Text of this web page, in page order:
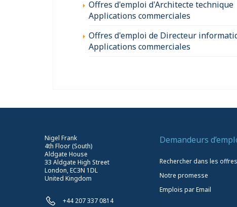
Offres d'emploi d'Architecte technique
Applications commerciales
Offres d'emploi de Directeur
Applications commerciales
Nigel Frank
4th Floor (South)
Aldgate House
33 Aldgate High Street
London, EC3N 1DL
United Kingdom
+44 207 337 0814
Demandeurs
Rechercher dans les
Notre promesse
Emplois par Email